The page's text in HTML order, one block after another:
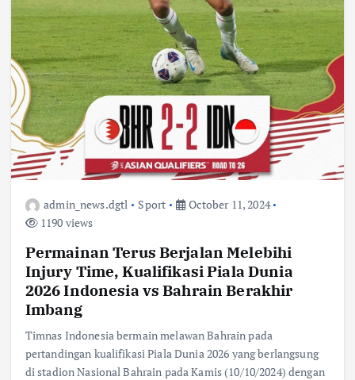
admin_news.dgtl Sport
October 11, 2024
1190 views
Permainan Terus Berjalan Melebihi
Injury Time, Kualifikasi Piala Dunia
2026 Indonesia vs Bahrain Berakhir
Imbang
Timnas Indonesia bermain melawan Bahrain pada
pertandingan kualifikasi Piala Dunia 2026 yang berlangsung
di stadion Nasional Bahrain pada Kamis (10/10/2024) dengan